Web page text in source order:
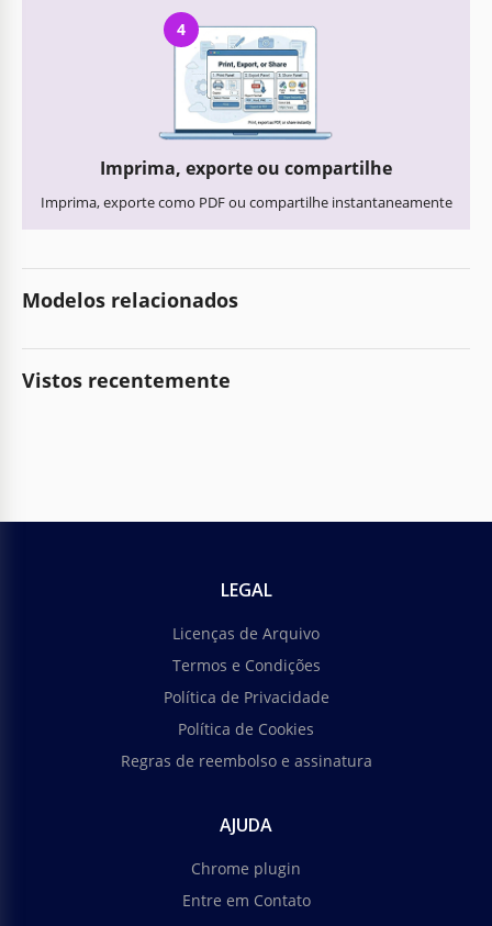
4
Imprima, exporte ou compartilhe
Imprima, exporte como PDF ou compartilhe instantaneamente
Modelos relacionados
Vistos recentemente
LEGAL
Licenças de Arquivo
Termos e Condições
Política de Privacidade
Política de Cookies
Regras de reembolso e assinatura
AJUDA
Chrome plugin
Entre em Contato